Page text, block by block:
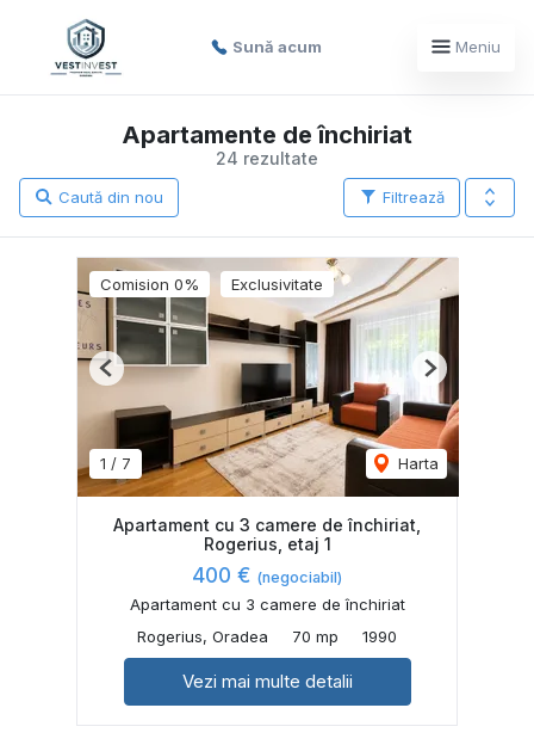
Sună acum Meniu
24 rezultate
Apartamente de închiriat
Filtrează
Caută din nou
Comision 0% Exclusivitate
1 / 7 Harta
Previous Next
Apartament cu 3 camere de închiriat,
Rogerius, etaj 1
400 € (negociabil)
Apartament cu 3 camere de închiriat
Rogerius, Oradea
70 mp 1990
Vezi mai multe detalii